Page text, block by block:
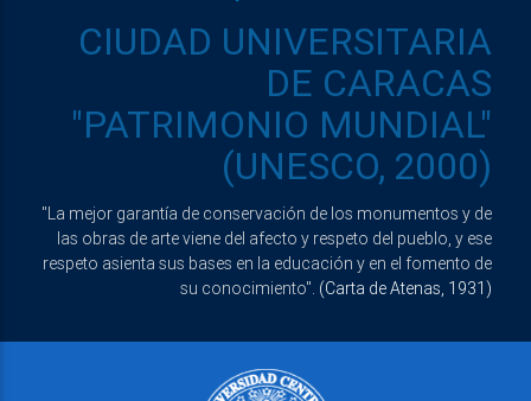
CIUDAD UNIVERSITARIA
DE CARACAS
"PATRIMONIO MUNDIAL"
(UNESCO, 2000)
"La mejor garantía de conservación de los monumentos y de
las obras de arte viene del afecto y respeto del pueblo, y ese
respeto asienta sus bases en la educación y en el fomento de
su conocimiento". (Carta de Atenas, 1931)